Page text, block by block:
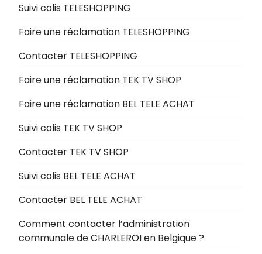
Suivi colis TELESHOPPING
Faire une réclamation TELESHOPPING
Contacter TELESHOPPING
Faire une réclamation TEK TV SHOP
Faire une réclamation BEL TELE ACHAT
Suivi colis TEK TV SHOP
Contacter TEK TV SHOP
Suivi colis BEL TELE ACHAT
Contacter BEL TELE ACHAT
Comment contacter l’administration
communale de CHARLEROI en Belgique ?